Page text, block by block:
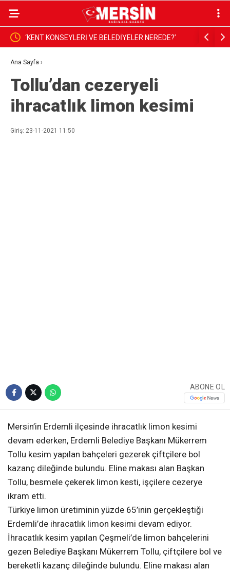
ÇOCUK İŞÇİLİĞİYLE MÜCADELEDE TOPLUMSAL
Ana Sayfa ›
Tollu’dan cezeryeli
ihracatlık limon kesimi
Giriş: 23-11-2021 11:50
ABONE OL
Mersin’in Erdemli ilçesinde ihracatlık limon kesimi
devam ederken, Erdemli Belediye Başkanı Mükerrem
Tollu kesim yapılan bahçeleri gezerek çiftçilere bol
kazanç dileğinde bulundu. Eline makası alan Başkan
Tollu, besmele çekerek limon kesti, işçilere cezerye
ikram etti.
Türkiye limon üretiminin yüzde 65’inin gerçekleştiği
Erdemli’de ihracatlık limon kesimi devam ediyor.
İhracatlık kesim yapılan Çeşmeli’de limon bahçelerini
gezen Belediye Başkanı Mükerrem Tollu, çiftçilere bol ve
bereketli kazanç dileğinde bulundu. Eline makası alan